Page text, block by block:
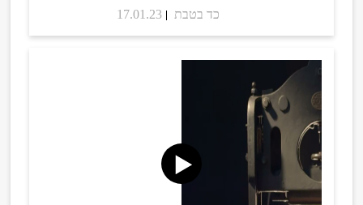
17.01.23 כד בטבת